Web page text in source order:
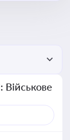
Військове